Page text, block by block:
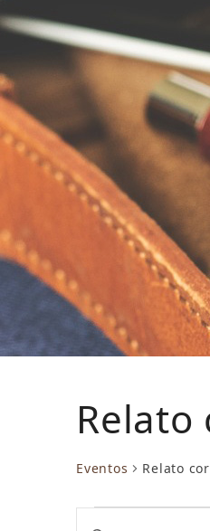
Relato
Eventos Relato
N